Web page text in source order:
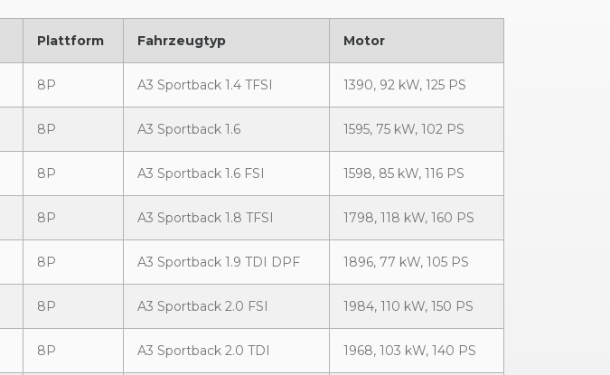
Plattform Fahrzeugtyp Motor
8P A3 Sportback 1.4 TFSI 1390, 92 kW, 125 PS
8P A3 Sportback 1.6 1595, 75 kW, 102 PS
8P A3 Sportback 1.6 FSI 1598, 85 kW, 116 PS
8P A3 Sportback 1.8 TFSI 1798, 118 kW, 160 PS
8P A3 Sportback 1.9 TDI DPF 1896, 77 kW, 105 PS
8P A3 Sportback 2.0 FSI 1984, 110 kW, 150 PS
8P A3 Sportback 2.0 TDI 1968, 103 kW, 140 PS